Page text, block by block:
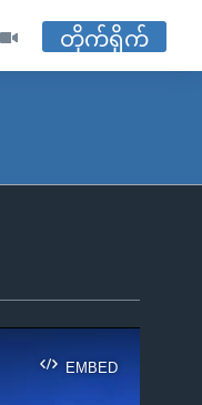
တိုက်ရိုက်
EMBED